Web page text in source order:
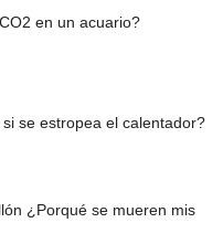
en un acuario?
se estropea el calentador?
¿Porqué se mueren mis